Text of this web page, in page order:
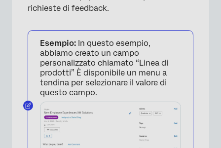
richieste di feedback.
Esempio: In questo esempio,
abbiamo creato un campo
personalizzato chiamato “Linea di
prodotti” È disponibile un menu a
tendina per selezionare il valore di
questo campo.